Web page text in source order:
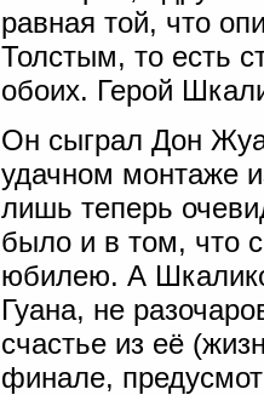
равная той, что
Толстым, то есть
обоих. Герой
Он сыграл Дон
удачном монтаже
лишь теперь
было и в том, что
юбилею. А
Гуана, не
счастье из её
финале,